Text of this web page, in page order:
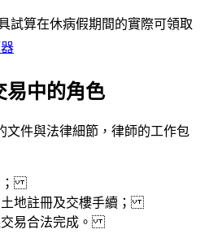
試算在休病假期間的實際可領取
易中的角色
文件與法律細節，律師的工作包
；
土地註冊及交樓手續；
交易合法完成。